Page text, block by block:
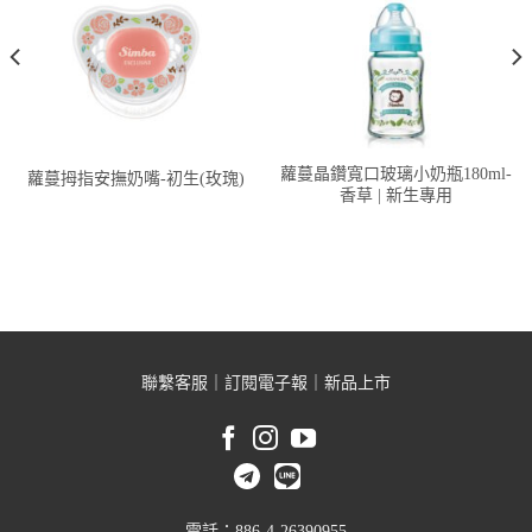
蘿蔓拇指安撫奶嘴-初生(玫瑰)
蘿蔓晶鑽寬口玻璃小奶瓶180ml-
香草 | 新生專用
聯繫客服 訂閱電子報 新品上市